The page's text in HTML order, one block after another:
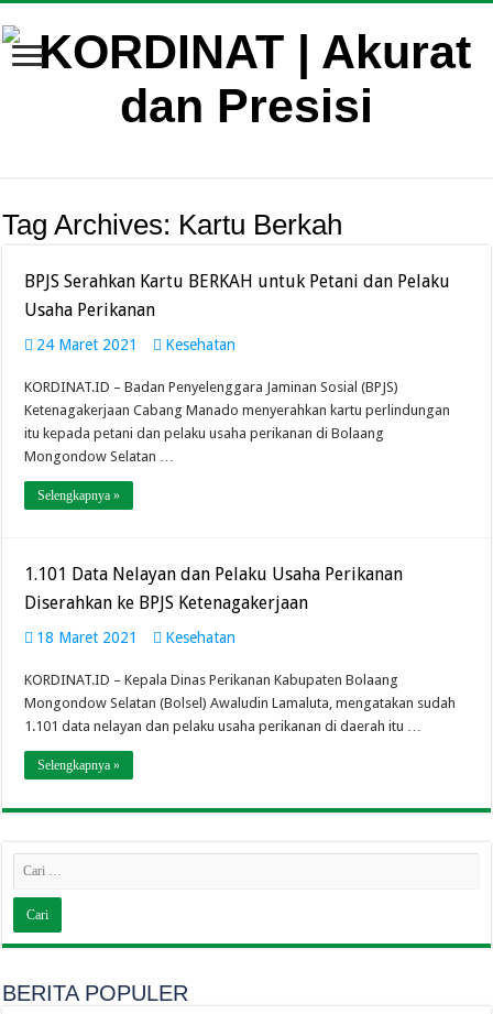
Tag Archives: Kartu Berkah
BPJS Serahkan Kartu BERKAH untuk Petani dan Pelaku
Usaha Perikanan
24 Maret 2021 Kesehatan
KORDINAT.ID – Badan Penyelenggara Jaminan Sosial (BPJS)
Ketenagakerjaan Cabang Manado menyerahkan kartu perlindungan
itu kepada petani dan pelaku usaha perikanan di Bolaang
Mongondow Selatan …
Selengkapnya »
1.101 Data Nelayan dan Pelaku Usaha Perikanan
Diserahkan ke BPJS Ketenagakerjaan
18 Maret 2021 Kesehatan
KORDINAT.ID – Kepala Dinas Perikanan Kabupaten Bolaang
Mongondow Selatan (Bolsel) Awaludin Lamaluta, mengatakan sudah
1.101 data nelayan dan pelaku usaha perikanan di daerah itu …
Selengkapnya »
BERITA POPULER